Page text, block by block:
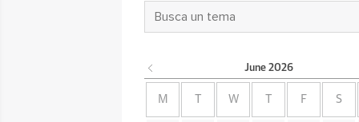
June 2026
M W F S